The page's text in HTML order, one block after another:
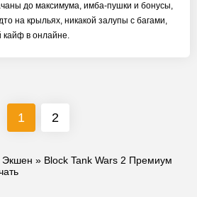
до максимума, имба-пушки и бонусы,
на крыльях, никакой залупы с багами,
кайф в онлайне.
1 2
Экшен » Block Tank Wars 2 Премиум